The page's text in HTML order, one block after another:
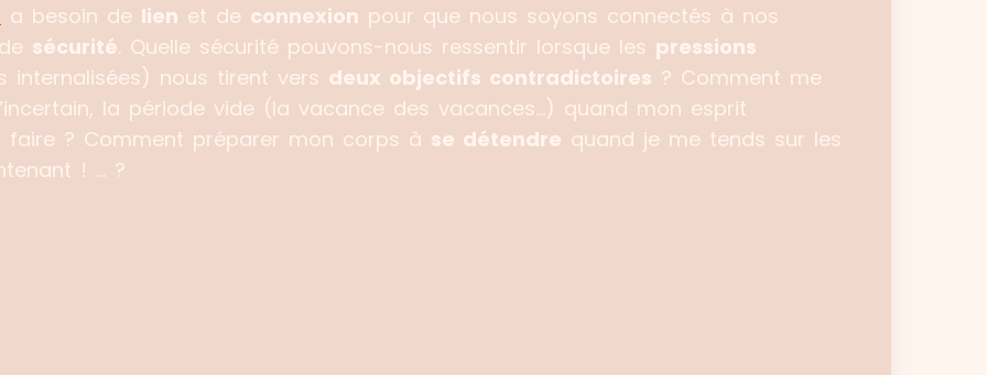
a besoin de lien et de connexion pour que nous soyons connectés à nos
sécurité. Quelle sécurité pouvons-nous ressentir lorsque les pressions
internalisées) nous tirent vers deux objectifs contradictoires ? Comment me
la période vide (la vacance des vacances…) quand mon esprit
? Comment préparer mon corps à se détendre quand je me tends sur les
! … ?